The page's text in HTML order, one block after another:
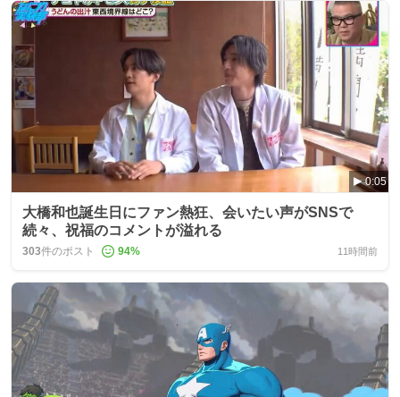
0:05
大橋和也誕生日にファン熱狂、会いたい声がSNSで
続々、祝福のコメントが溢れる
303件のポスト 94% 11時間前